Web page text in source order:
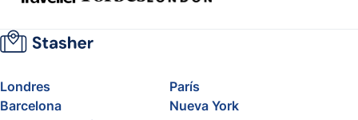
Londres
París
Barcelona
Nueva York